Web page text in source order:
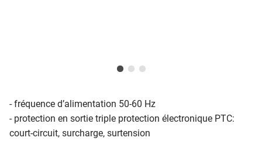
- fréquence d’alimentation 50-60 Hz
- protection en sortie triple protection électronique PTC:
court-circuit, surcharge, surtension